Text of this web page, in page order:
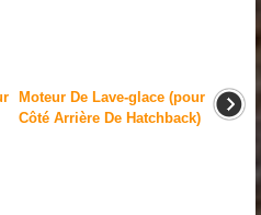
Moteur De Lave-glace (pour
Côté Arrière De Hatchback)